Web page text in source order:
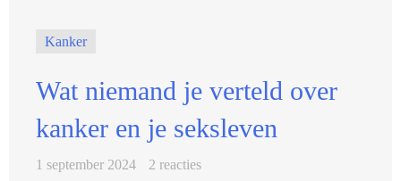
Kanker
Wat niemand je verteld over
kanker en je seksleven
1 september 2024 2 reacties